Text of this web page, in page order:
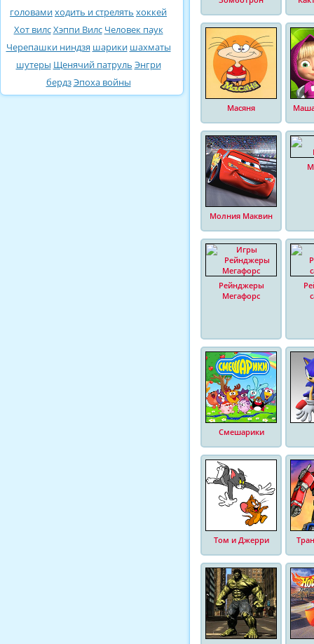
головамиходить и стрелять хоккей
Хот вилсХэппи Вилс Человек паук
Черепашки ниндзя шарики шахматы
шутеры Щенячий патруль Энгри
бердзЭпоха войны
Масяня
Молния Маквин
Рейнджеры
Мегафорс
Смешарики
Том и Джерри